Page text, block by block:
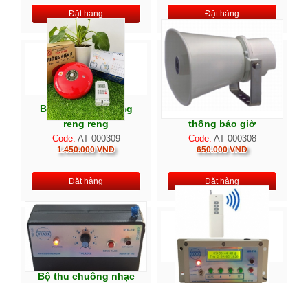
Đặt hàng Đặt hàng
Bộ báo giờ tự động
reng reng
Code: AT 000309
1.450.000 VND
Đặt hàng
Loa phát nhạc hệ
thống báo giờ
Code: AT 000308
650.000 VND
Đặt hàng
Bộ thu chuông nhạc
Bộ điều khiển trung